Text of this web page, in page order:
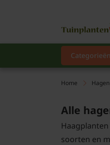
Categorieën
Categorieën
Home Hagen
Alle
soorten en